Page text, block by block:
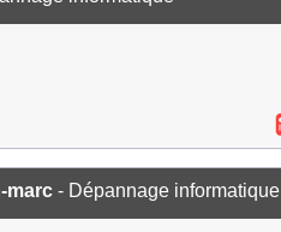
marc - Dépannage informatique